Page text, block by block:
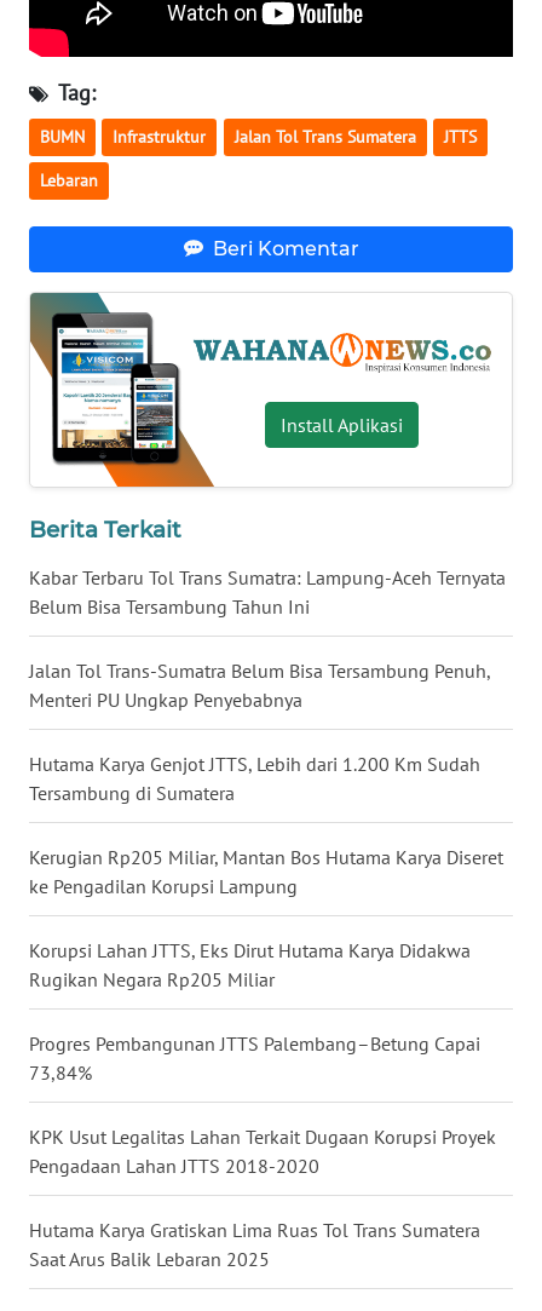
Tag:
BUMN Infrastruktur Jalan Tol Trans Sumatera JTTS
Lebaran
Beri Komentar
Install Aplikasi
Berita Terkait
Kabar Terbaru Tol Trans Sumatra: Lampung-Aceh Ternyata
Belum Bisa Tersambung Tahun Ini
Jalan Tol Trans-Sumatra Belum Bisa Tersambung Penuh,
Menteri PU Ungkap Penyebabnya
Hutama Karya Genjot JTTS, Lebih dari 1.200 Km Sudah
Tersambung di Sumatera
Kerugian Rp205 Miliar, Mantan Bos Hutama Karya Diseret
ke Pengadilan Korupsi Lampung
Korupsi Lahan JTTS, Eks Dirut Hutama Karya Didakwa
Rugikan Negara Rp205 Miliar
Progres Pembangunan JTTS Palembang–Betung Capai
73,84%
KPK Usut Legalitas Lahan Terkait Dugaan Korupsi Proyek
Pengadaan Lahan JTTS 2018-2020
Hutama Karya Gratiskan Lima Ruas Tol Trans Sumatera
Saat Arus Balik Lebaran 2025
WN
BABEL
WN
SUMBAR
WN
BENGKULU
WN
LAMPUNG
WN
WN
NUSANTARA
WN
JATIM
BALI
KALBAR
KALTENG
WN
KALTARA
WN
KALSEL
WN